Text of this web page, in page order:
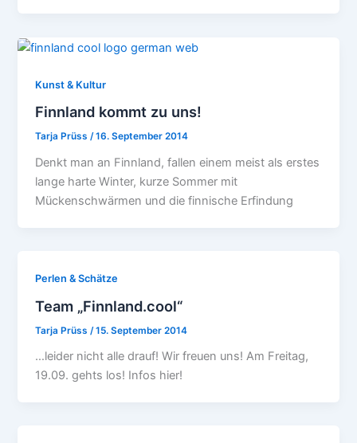
Kunst & Kultur
Finnland kommt zu uns!
Tarja Prüss/16. September 2014
Denkt man an Finnland, fallen einem meist als erstes
lange harte Winter, kurze Sommer mit
Mückenschwärmen und die finnische Erfindung
Perlen & Schätze
Team „Finnland.cool“
Tarja Prüss /15. September 2014
…leider nicht alle drauf! Wir freuen uns! Am Freitag,
19.09. gehts los! Infos hier!